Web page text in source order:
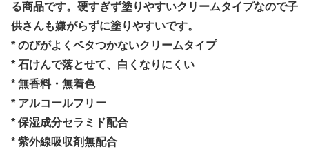
る商品です。硬すぎず塗りやすいクリームタイプなので子
供さんも嫌がらずに塗りやすいです。
* のびがよくベタつかないクリームタイプ
* 石けんで落とせて、白くなりにくい
* 無香料・無着色
* アルコールフリー
* 保湿成分セラミド配合
* 紫外線吸収剤無配合